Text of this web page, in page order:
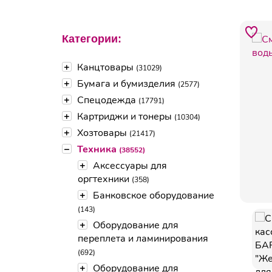
Категории:
+ Канцтовары (31029)
+ Бумага и бумизделия (2577)
+ Спецодежда (17791)
+ Картриджи и тонеры (10304)
+ Хозтовары (21417)
– Техника (38552)
+ Аксессуары для
оргтехники (358)
+ Банковское оборудование
(143)
+
Оборудование для
переплета и ламинирования
(692)
+ Оборудование для